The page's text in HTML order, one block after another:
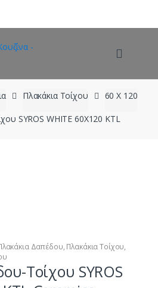
Πλακάκια Τοίχου 60 X 120
SYROS WHITE 60X120 KTL
Δαπέδου, Πλακάκια Τοίχου,
Tοίχου SYROS